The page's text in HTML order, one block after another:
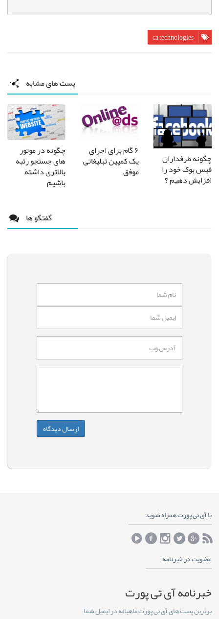
ca technologies
پست های مشابه
چگونه طرفداران
فیس بوک خود را
افزایش دهیم ؟
۶ گام برای اجرای
یک کمپین تبلیغاتی
موفق
چگونه در موتور
های جستجو رتبه
بالاتری داشته
باشیم
گفتگو ها
با آی تی پورت همراه شوید
عضویت در خبرنامه
خبرنامه آی تی پورت
برترین پست های آی تی پورت ماهیانه در ایمیل شما